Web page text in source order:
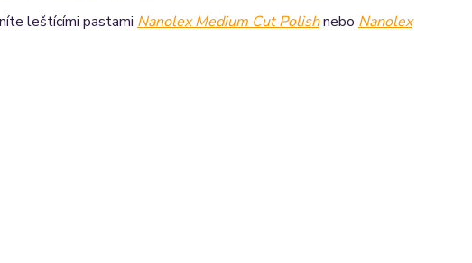
leštícími pastami Nanolex Medium Cut Polishnebo Nanolex